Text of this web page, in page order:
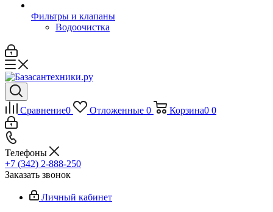
Фильтры и клапаны
Водоочистка
Сравнение0 Отложенные 0 Корзина0 0
Телефоны
+7 (342) 2-888-250
Заказать звонок
Личный кабинет